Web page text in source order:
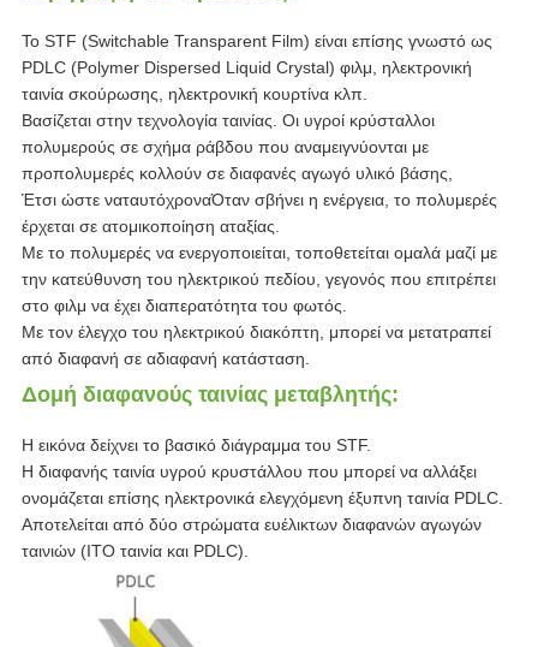
Το STF (Switchable Transparent Film) είναι επίσης γνωστό ως
PDLC (Polymer Dispersed Liquid Crystal) φιλμ, ηλεκτρονική
ταινία σκούρωσης, ηλεκτρονική κουρτίνα κλπ.
Βασίζεται στην τεχνολογία ταινίας. Οι υγροί κρύσταλλοι
πολυμερούς σε σχήμα ράβδου που αναμειγνύονται με
προπολυμερές κολλούν σε διαφανές αγωγό υλικό βάσης,
Έτσι ώστε ναταυτόχροναΌταν σβήνει η ενέργεια, το πολυμερές
έρχεται σε ατομικοποίηση αταξίας.
Με το πολυμερές να ενεργοποιείται, τοποθετείται ομαλά μαζί με
την κατεύθυνση του ηλεκτρικού πεδίου, γεγονός που επιτρέπει
στο φιλμ να έχει διαπερατότητα του φωτός.
Με τον έλεγχο του ηλεκτρικού διακόπτη, μπορεί να μετατραπεί
από διαφανή σε αδιαφανή κατάσταση.
Δομή διαφανούς ταινίας μεταβλητής:
Η εικόνα δείχνει το βασικό διάγραμμα του STF.
Η διαφανής ταινία υγρού κρυστάλλου που μπορεί να αλλάξει
ονομάζεται επίσης ηλεκτρονικά ελεγχόμενη έξυπνη ταινία PDLC.
Αποτελείται από δύο στρώματα ευέλικτων διαφανών αγωγών
ταινιών (ΙΤΟ ταινία και PDLC).